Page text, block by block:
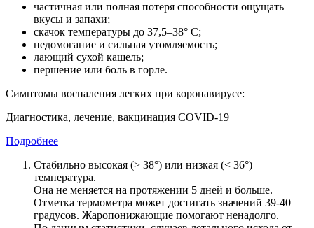
частичная или полная потеря способности ощущать
вкусы и запахи;
скачок температуры до 37,5–38° С;
недомогание и сильная утомляемость;
лающий сухой кашель;
першение или боль в горле.
Симптомы воспаления легких при коронавирусе:
Диагностика, лечение, вакцинация COVID-19
Подробнее
Стабильно высокая (> 38°) или низкая (< 36°)
температура.
Она не меняется на протяжении 5 дней и больше.
Отметка термометра может достигать значений 39-40
градусов. Жаропонижающие помогают ненадолго.